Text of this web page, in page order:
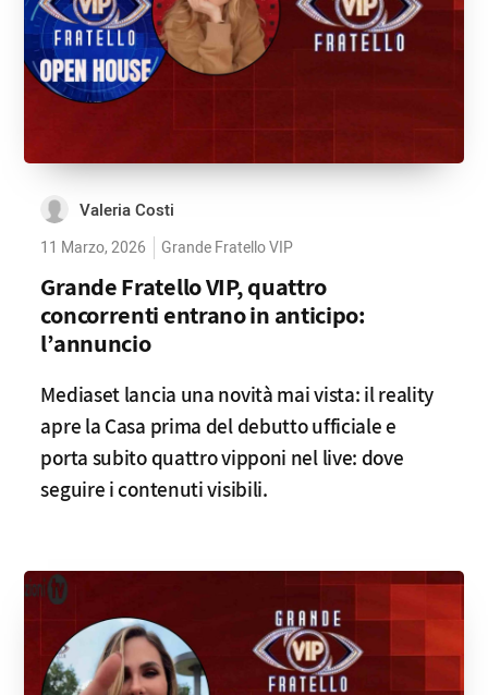
Valeria Costi
11 Marzo, 2026 Grande Fratello VIP
Grande Fratello VIP, quattro
concorrenti entrano in anticipo:
l’annuncio
Mediaset lancia una novità mai vista: il reality
apre la Casa prima del debutto ufficiale e
porta subito quattro vipponi nel live: dove
seguire i contenuti visibili.